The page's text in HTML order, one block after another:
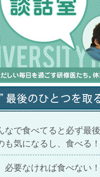
なで食べてると必ず最
も気になるし、食べる！
必要なければ食べない！